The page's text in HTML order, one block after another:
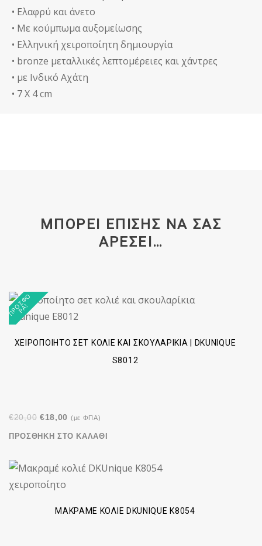
• Ελαφρύ και άνετο
• Με κούμπωμα αυξομείωσης
• Ελληνική χειροποίητη δημιουργία
• bronze μεταλλικές λεπτομέρειες και χάντρες
• με Ινδικό Αχάτη
• 7 Χ 4 cm
ΜΠΟΡΕΊ ΕΠΊΣΗΣ ΝΑ ΣΑΣ
ΑΡΈΣΕΙ…
Π
Ρ
Ο
Σ
Φ
Ο
Ρ
Ά
!
ΧΕΙΡΟΠΟΊΗΤΟ ΣΕΤ ΚΟΛΙΈ ΚΑΙ ΣΚΟΥΛΑΡΊΚΙΑ | DKUNIQUE
S8012
€20,00 Original
€18,00 Η
€18,00.
(με ΦΠΑ)
ΠΡΟΣΘΉΚΗ ΣΤΟ ΚΑΛΆΘΙ
ΜΑΚΡΑΜΈ ΚΟΛΙΈ DKUNIQUE K8054